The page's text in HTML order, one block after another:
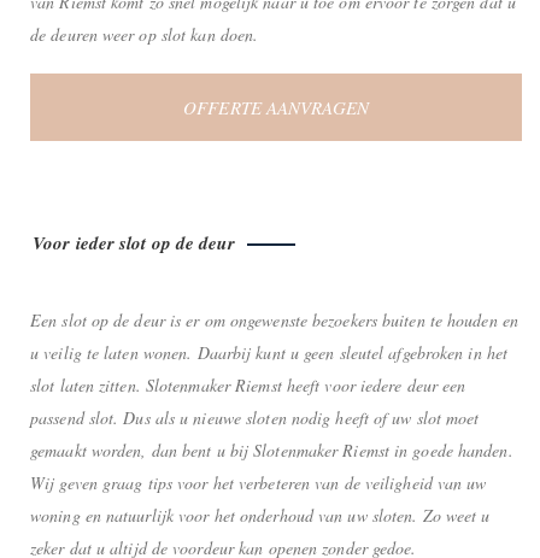
de deuren weer op slot kan doen.
OFFERTE AANVRAGEN
Voor ieder slot op de deur
Een slot op de deur is er om ongewenste bezoekers buiten te houden en
u veilig te laten wonen. Daarbij kunt u geen sleutel afgebroken in het
slot laten zitten. Slotenmaker Riemst heeft voor iedere deur een
passend slot. Dus als u nieuwe sloten nodig heeft of uw slot moet
gemaakt worden, dan bent u bij Slotenmaker Riemst in goede handen.
Wij geven graag tips voor het verbeteren van de veiligheid van uw
woning en natuurlijk voor het onderhoud van uw sloten. Zo weet u
zeker dat u altijd de voordeur kan openen zonder gedoe.